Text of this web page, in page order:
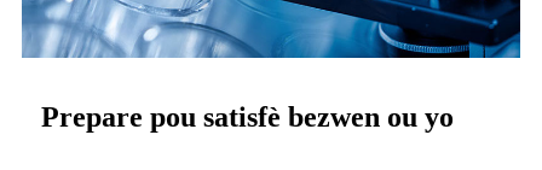
Prepare pou satisfè bezwen ou yo